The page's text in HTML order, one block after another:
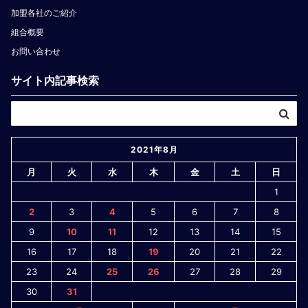
加盟各社のご紹介
組合概要
お問い合わせ
サイト内記事検索
2021年8月
月 火 水 木 金 土 日
1
2
3 4 5 6 7
8
9
10 11 12 13 14
15
16
17 18 19 20 21
22
23
24 25 26 27 28
29
30
31